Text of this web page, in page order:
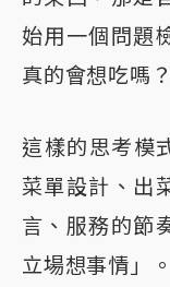
始用一個問題
真的會想吃嗎？
這樣的思考模
菜單設計、出
言、服務的節
立場想事情」。